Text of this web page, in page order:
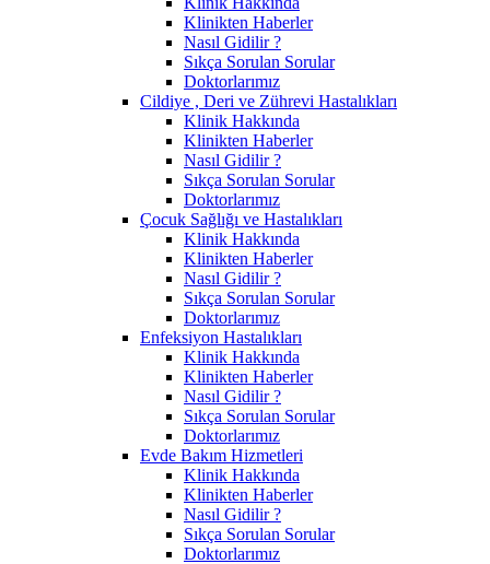
Klinikten Haberler
Nasıl Gidilir ?
Sıkça Sorulan Sorular
Doktorlarımız
Cildiye , Deri ve Zührevi Hastalıkları
Klinik Hakkında
Klinikten Haberler
Nasıl Gidilir ?
Sıkça Sorulan Sorular
Doktorlarımız
Çocuk Sağlığı ve Hastalıkları
Klinik Hakkında
Klinikten Haberler
Nasıl Gidilir ?
Sıkça Sorulan Sorular
Doktorlarımız
Enfeksiyon Hastalıkları
Klinik Hakkında
Klinikten Haberler
Nasıl Gidilir ?
Sıkça Sorulan Sorular
Doktorlarımız
Evde Bakım Hizmetleri
Klinik Hakkında
Klinikten Haberler
Nasıl Gidilir ?
Sıkça Sorulan Sorular
Doktorlarımız